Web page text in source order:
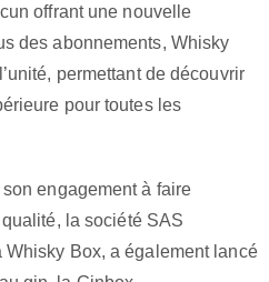
offrant une nouvelle
des abonnements, Whisky
permettant de découvrir
pour toutes les
engagement à faire
la société SAS
Whisky Box, a également lancé